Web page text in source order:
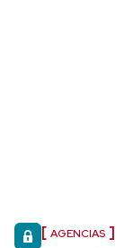
AGENCIAS